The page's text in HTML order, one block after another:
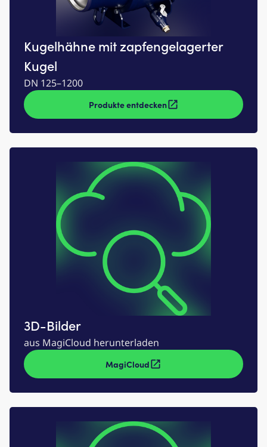
Kugelhähne mit zapfengelagerter
Kugel
DN 125–1200
Produkte entdecken
3D-Bilder
aus MagiCloud herunterladen
MagiCloud